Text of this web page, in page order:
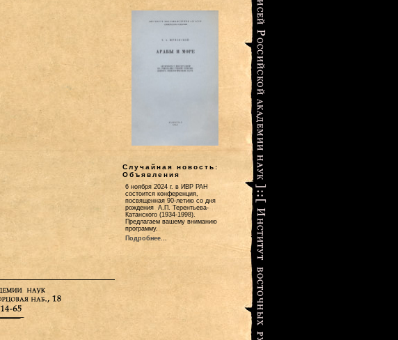
Случайная новость:
Объявления
6 ноября 2024 г. в ИВР РАН
состоится конференция,
посвященная 90-летию со дня
рождения А.П. Терентьева-
Катанского (1934-1998).
Предлагаем вашему вниманию
программу.
Подробнее...